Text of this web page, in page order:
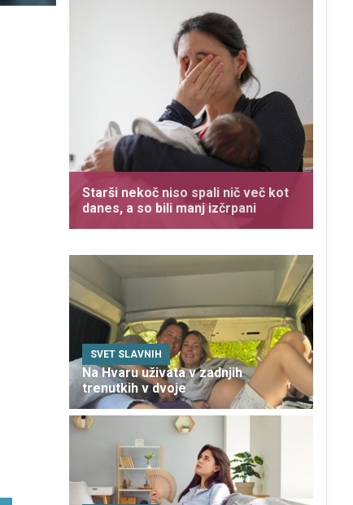
Starši nekoč niso spali nič več kot
danes, a so bili manj izčrpani
SVET SLAVNIH
Na Hvaru uživata v zadnjih
trenutkih v dvoje